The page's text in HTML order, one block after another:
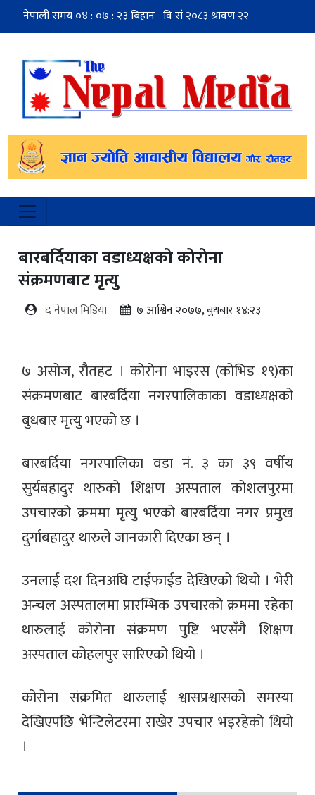
बारबर्दियाका वडाध्यक्षको कोरोना
संक्रमणबाट मृत्यु
द नेपाल मिडिया ७ आश्विन २०७७, बुधबार १४:२३
७ असोज, रौतहट । कोरोना भाइरस (कोभिड १९)का
संक्रमणबाट बारबर्दिया नगरपालिकाका वडाध्यक्षको
बुधबार मृत्यु भएको छ ।
बारबर्दिया नगरपालिका वडा नं. ३ का ३९ वर्षीय
सुर्यबहादुर थारुको शिक्षण अस्पताल कोशलपुरमा
उपचारको क्रममा मृत्यु भएको बारबर्दिया नगर प्रमुख
दुर्गाबहादुर थारुले जानकारी दिएका छन् ।
उनलाई दश दिनअघि टाईफाईड देखिएको थियो । भेरी
अन्चल अस्पतालमा प्रारम्भिक उपचारको क्रममा रहेका
थारुलाई कोरोना संक्रमण पुष्टि भएसँगै शिक्षण
अस्पताल कोहलपुर सारिएको थियो ।
कोरोना संक्रमित थारुलाई श्वासप्रश्वासको समस्या
देखिएपछि भेन्टिलेटरमा राखेर उपचार भइरहेको थियो
।